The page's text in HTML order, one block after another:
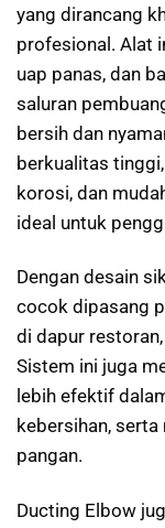
yang dirancang
profesional. Alat
uap panas, dan
saluran
bersih dan
berkualitas
korosi, dan
ideal untuk
Dengan desain
cocok dipasang
di dapur
Sistem ini juga
lebih efektif
kebersihan,
pangan.
Ducting Elbow